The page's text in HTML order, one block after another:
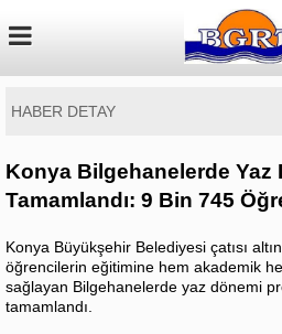
HABER DETAY
Konya Bilgehanelerde Yaz
Tamamlandı: 9 Bin 745
Konya Büyükşehir Belediyesi çatısı
öğrencilerin eğitimine hem akademik
sağlayan Bilgehanelerde yaz dönemi
tamamlandı.